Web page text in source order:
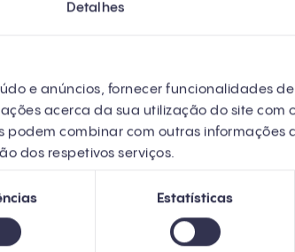
Detalhes
e anúncios, fornecer funcionalidades
acerca da sua utilização do site com
combinar com outras informações
dos respetivos serviços.
Estatísticas